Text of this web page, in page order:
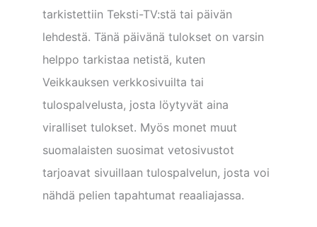
tarkistettiin Teksti-TV:stä tai päivän
lehdestä. Tänä päivänä tulokset on varsin
helppo tarkistaa netistä, kuten
Veikkauksen verkkosivuilta tai
tulospalvelusta, josta löytyvät aina
viralliset tulokset. Myös monet muut
suomalaisten suosimat vetosivustot
tarjoavat sivuillaan tulospalvelun, josta voi
nähdä pelien tapahtumat reaaliajassa.